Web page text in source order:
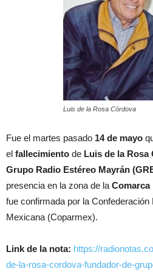
Luis de la Rosa Córdova
Fue el martes pasado 14 de mayo
el fallecimiento de Luis de la Rosa
Grupo Radio Estéreo Mayrán
presencia en la zona de laComarca
fue confirmada por la Confederación
Mexicana (Coparmex).
Link de la nota: https://
de-la-rosa-cordova-fundador-de-